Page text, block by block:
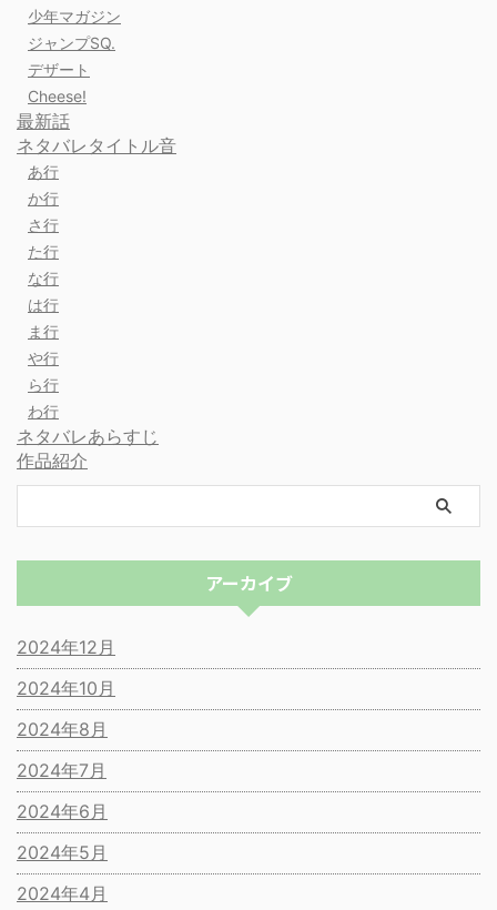
少年マガジン
ジャンプSQ.
デザート
Cheese!
最新話
ネタバレタイトル音
あ行
か行
さ行
た行
な行
は行
ま行
や行
ら行
わ行
ネタバレあらすじ
作品紹介
アーカイブ
2024年12月
2024年10月
2024年8月
2024年7月
2024年6月
2024年5月
2024年4月